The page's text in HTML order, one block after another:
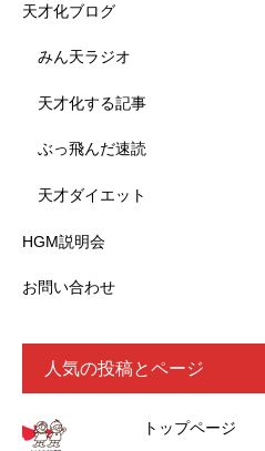
天才化ブログ
みん天ラジオ
天才化する記事
ぶっ飛んだ速読
天才ダイエット
HGM説明会
お問い合わせ
人気の投稿とページ
トップページ